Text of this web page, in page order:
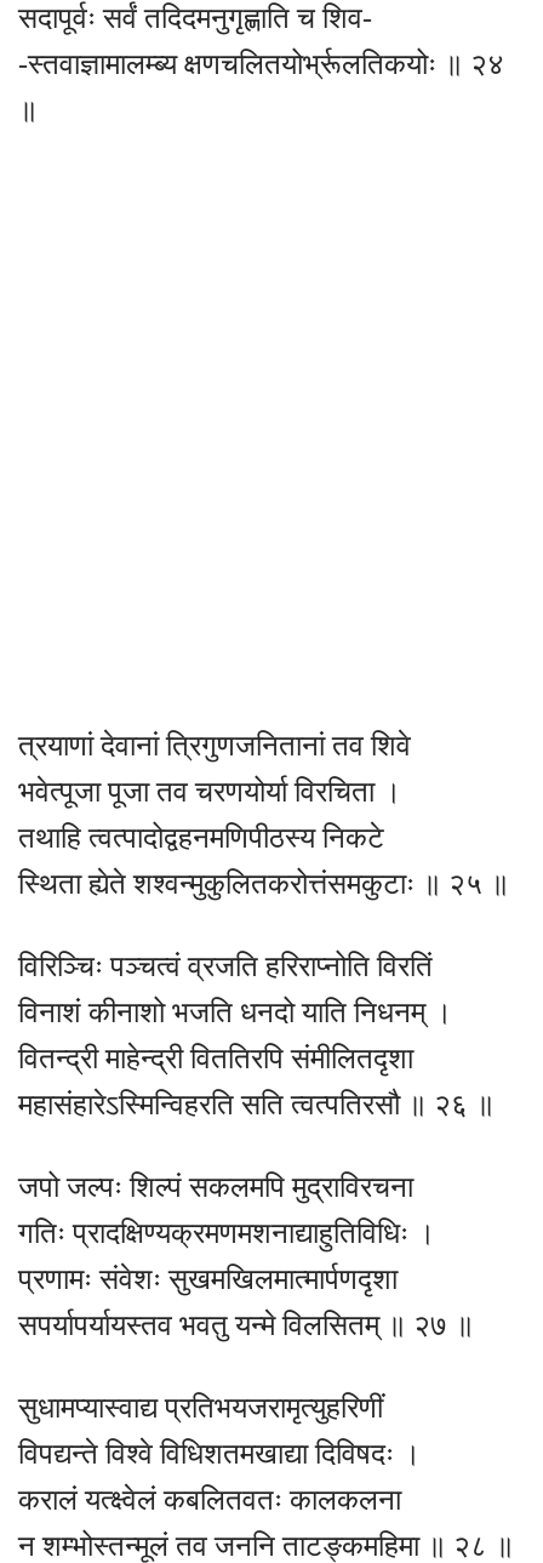
सदापूर्वः सर्वं तदिदमनुगृह्णाति च शिव-
-स्तवाज्ञामालम्ब्य क्षणचलितयोर्भ्रूलतिकयोः ॥ २४
॥
त्रयाणां देवानां त्रिगुणजनितानां तव शिवे
भवेत्पूजा पूजा तव चरणयोर्या विरचिता ।
तथाहि त्वत्पादोद्वहनमणिपीठस्य निकटे
स्थिता ह्येते शश्वन्मुकुलितकरोत्तंसमकुटाः ॥ २५ ॥
विरिञ्चिः पञ्चत्वं व्रजति हरिराप्नोति विरतिं
विनाशं कीनाशो भजति धनदो याति निधनम् ।
वितन्द्री माहेन्द्री विततिरपि संमीलितदृशा
महासंहारेऽस्मिन्विहरति सति त्वत्पतिरसौ ॥ २६ ॥
जपो जल्पः शिल्पं सकलमपि मुद्राविरचना
गतिः प्रादक्षिण्यक्रमणमशनाद्याहुतिविधिः ।
प्रणामः संवेशः सुखमखिलमात्मार्पणदृशा
सपर्यापर्यायस्तव भवतु यन्मे विलसितम् ॥ २७ ॥
सुधामप्यास्वाद्य प्रतिभयजरामृत्युहरिणीं
विपद्यन्ते विश्वे विधिशतमखाद्या दिविषदः ।
करालं यत्क्ष्वेलं कबलितवतः कालकलना
न शम्भोस्तन्मूलं तव जननि ताटङ्कमहिमा ॥ २८ ॥